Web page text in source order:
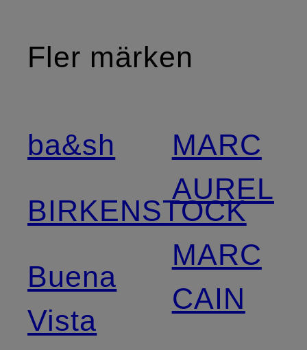
Fler märken
ba&sh
BIRKENSTOCK
Buena
Vista
MARC
AUREL
MARC
CAIN